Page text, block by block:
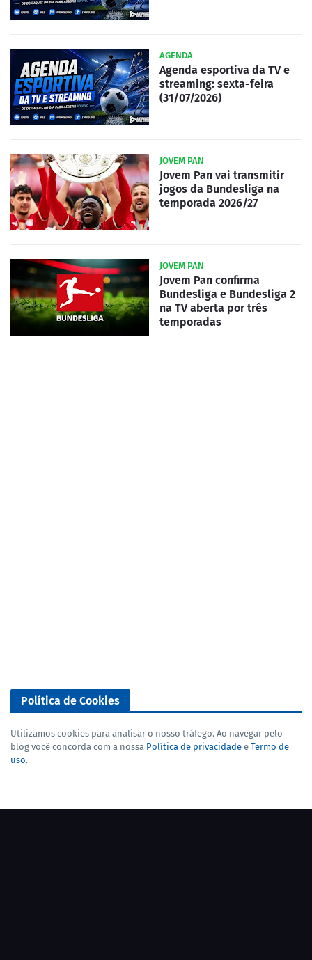
AGENDA
Agenda esportiva da TV e
streaming: sexta-feira
(31/07/2026)
JOVEM PAN
Jovem Pan vai transmitir
jogos da Bundesliga na
temporada 2026/27
JOVEM PAN
Jovem Pan confirma
Bundesliga e Bundesliga 2
na TV aberta por três
temporadas
Política de Cookies
Utilizamos cookies para analisar o nosso tráfego. Ao navegar pelo
blog você concorda com a nossa Política de privacidade e Termo de
uso.